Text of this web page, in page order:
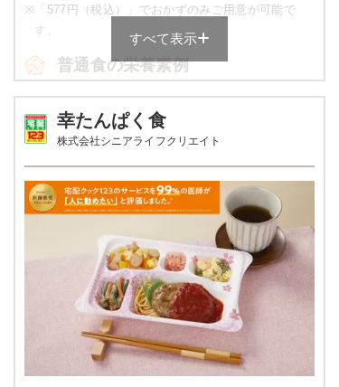
※ 「577円（税込）」でおかずのみご用意が可能で
す。
普通食の栄養素例
5品～6品
カロリー 430～600 kcal
塩分 3.0以下
-
糖質 -
リン -
カリウム -
すべて表示
幸たんぱく食
株式会社シニアライフクリエイト